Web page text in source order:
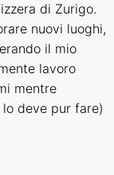
di Zurigo.
nuovi luoghi,
il mio
lavoro
mentre
deve pur fare)